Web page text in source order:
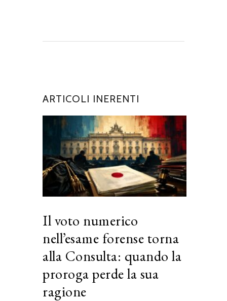
ARTICOLI INERENTI
Il voto numerico
nell’esame forense torna
alla Consulta: quando la
proroga perde la sua
ragione